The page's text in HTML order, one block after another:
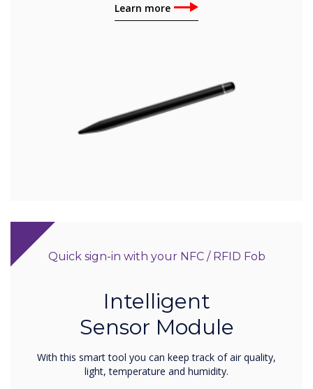
Learn more
Quick sign-in with your NFC / RFID Fob
Intelligent
Sensor Module
With this smart tool you can keep track of air quality,
light, temperature and humidity.